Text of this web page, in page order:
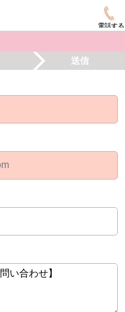
電話する
送信